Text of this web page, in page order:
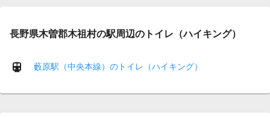
長野県木曽郡木祖村の駅周辺のトイレ（ハイキング）
藪原駅（中央本線）のトイレ（ハイキング）